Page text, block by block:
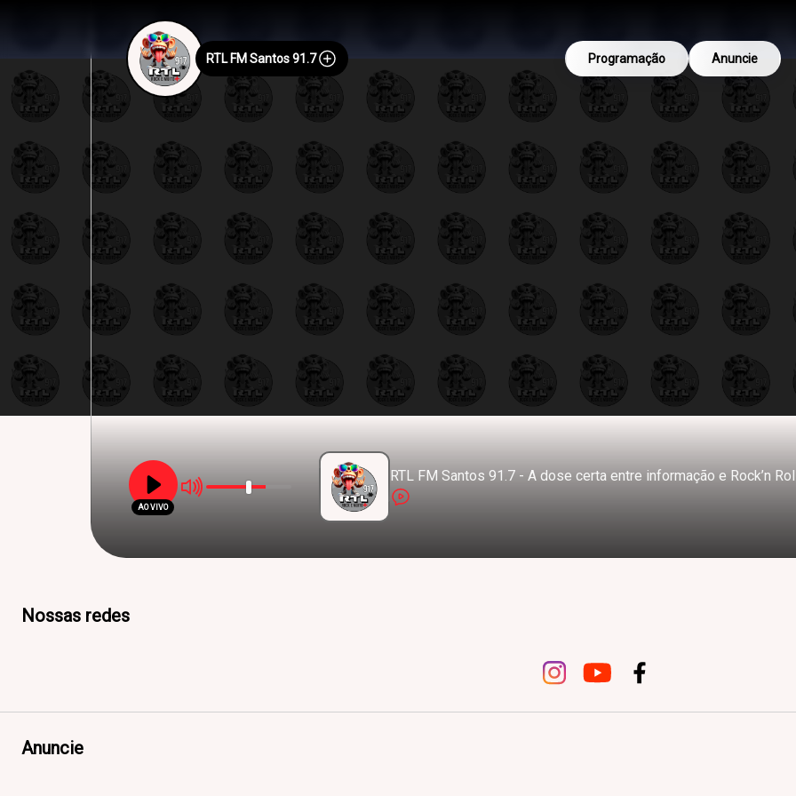
RTL FM Santos 91.7 Programação Anuncie
AO VIVO
RTL FM Santos 91.7 - A dose certa entre informação e Rock’n
Nossas redes
Anuncie